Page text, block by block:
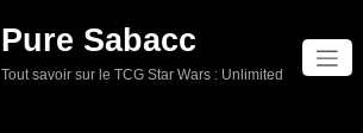
Pure Sabacc
Tout savoir sur le TCG Star Wars : Unlimited